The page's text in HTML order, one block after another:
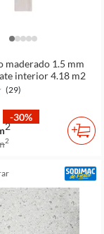
maderado 1.5 mm
interior 4.18 m2
(29)
-30%
2
2